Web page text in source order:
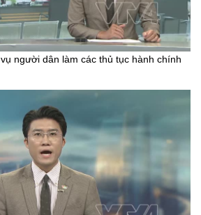
người dân làm các thủ tục hành chính